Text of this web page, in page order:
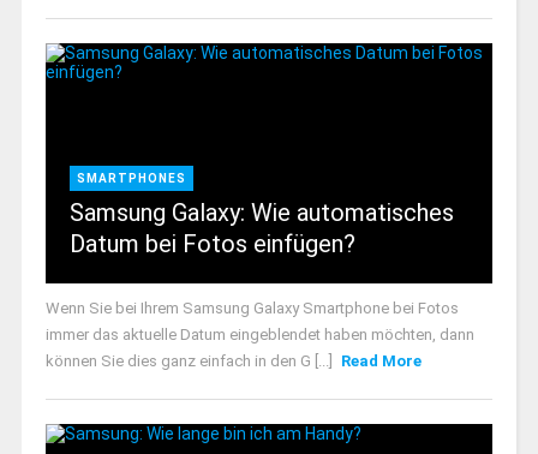
SMARTPHONES
Samsung Galaxy: Wie automatisches
Datum bei Fotos einfügen?
Wenn Sie bei Ihrem Samsung Galaxy Smartphone bei Fotos
immer das aktuelle Datum eingeblendet haben möchten, dann
können Sie dies ganz einfach in den G [...]
Read More